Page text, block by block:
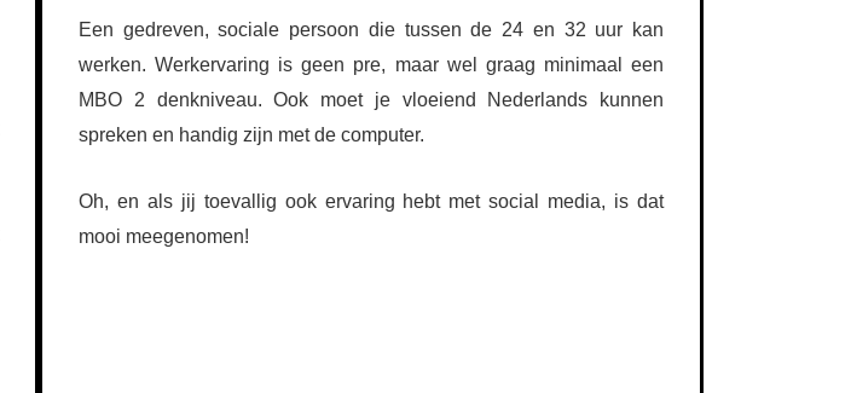
Een gedreven, sociale persoon die tussen de 24 en 32 uur kan
werken. Werkervaring is geen pre, maar wel graag minimaal een
MBO 2 denkniveau. Ook moet je vloeiend Nederlands kunnen
spreken en handig zijn met de computer.
Oh, en als jij toevallig ook ervaring hebt met social media, is dat
mooi meegenomen!